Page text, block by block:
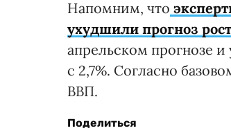
Напомним, что
ухудшили прогноз
апрельском прогнозе
с 2,7%. Согласно
ВВП.
Поделиться